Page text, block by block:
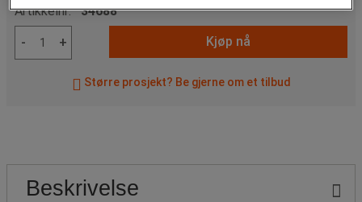
Artikkelnr:34688
- + Kjøp nå
Større prosjekt? Be gjerne om et tilbud
Beskrivelse